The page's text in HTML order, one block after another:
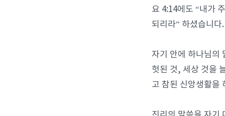
요 4:14에도 “내가
되리라” 하셨습니다.
자기 안에 하나님의
헛된 것, 세상 것을
고 참된 신앙생활을